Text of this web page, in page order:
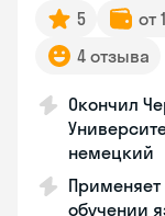
5 от
4 отзыва
Окончил
немецкий
обучении